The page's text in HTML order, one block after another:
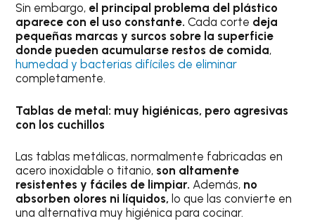
Sin embargo, el principal problema del plástico
aparece con el uso constante.Cada corte deja
pequeñas marcas y surcos sobre la superficie
donde pueden acumularse restos de comida,
humedad y bacterias difíciles de eliminar
completamente.
Tablas de metal: muy higiénicas, pero agresivas
con los cuchillos
Las tablas metálicas, normalmente fabricadas en
acero inoxidable o titanio, son altamente
resistentes y fáciles de limpiar. Además, no
absorben olores ni líquidos, lo que las convierte en
una alternativa muy higiénica para cocinar.